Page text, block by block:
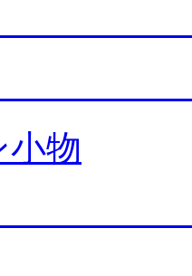
ー
物